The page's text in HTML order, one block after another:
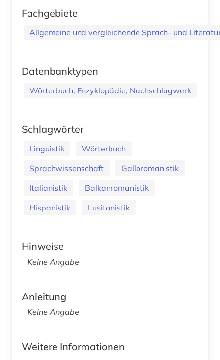
Fachgebiete
Allgemeine und vergleichende Sprach- und
Datenbanktypen
Wörterbuch, Enzyklopädie, Nachschlagwerk
Schlagwörter
Linguistik
Wörterbuch
Sprachwissenschaft
Galloromanistik
Italianistik
Balkanromanistik
Hispanistik
Lusitanistik
Hinweise
Keine Angabe
Anleitung
Keine Angabe
Weitere Informationen